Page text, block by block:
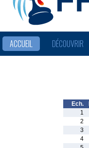
ACCUEIL DÉCOUVRIR
Ech.
1
2
3
4